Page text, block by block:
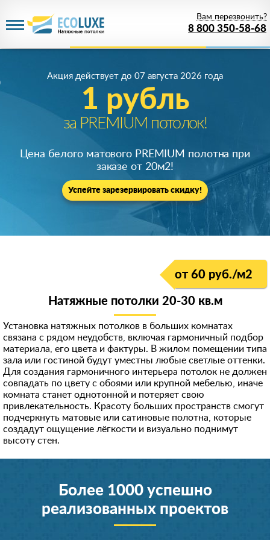
8 800 350-58-68
Вам перезвонить?
1 рубль
за PREMIUM потолок!
Акция действует до 07 августа 2026 года
Цена белого матового PREMIUM полотна при
заказе от 20м2!
Успейте зарезервировать скидку!
от 60 руб./м2
Натяжные потолки 20-30 кв.м
Установка натяжных потолков в больших комнатах
связана с рядом неудобств, включая гармоничный подбор
материала, его цвета и фактуры. В жилом помещении типа
зала или гостиной будут уместны любые светлые оттенки.
Для создания гармоничного интерьера потолок не должен
совпадать по цвету с обоями или крупной мебелью, иначе
комната станет однотонной и потеряет свою
привлекательность. Красоту больших пространств смогут
подчеркнуть матовые или сатиновые полотна, которые
создадут ощущение лёгкости и визуально поднимут
высоту стен.
Более 1000 успешно
реализованных проектов